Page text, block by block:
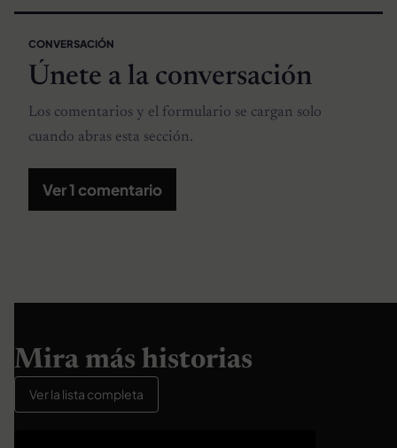
CONVERSACIÓN
Únete a la conversación
Los comentarios y el formulario se cargan solo
cuando abras esta sección.
Ver 1 comentario
Mira más historias
Ver la lista completa